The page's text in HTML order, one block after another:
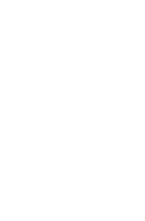
2 Buch der Könige - Kapitel 24